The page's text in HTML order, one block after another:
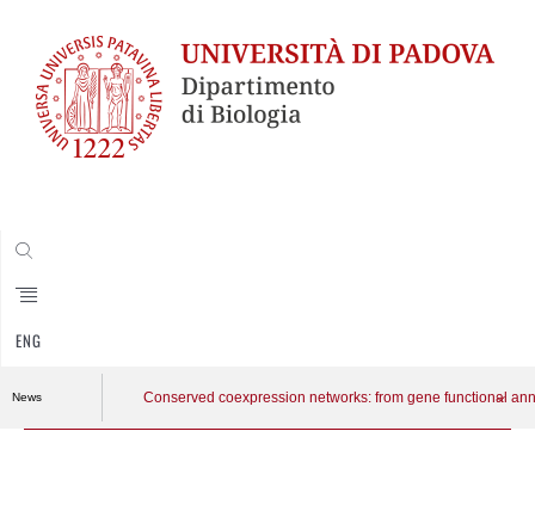
ENG
News Conserved coexpression networks: from gene functional